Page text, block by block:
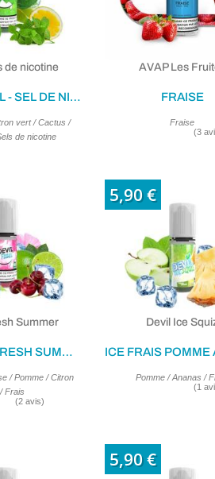
de nicotine
GREEN DEVIL - SEL DE NICOTINE 10ML
vert / Cactus /
de nicotine
AVAP Les
FRAISE
Fraise
Summer
PINK DEVIL FRESH SUMMER 10ML
/ Pomme / Citron
Frais
5,90 €
Devil Ice
Pomme / Ananas /
5,90 €